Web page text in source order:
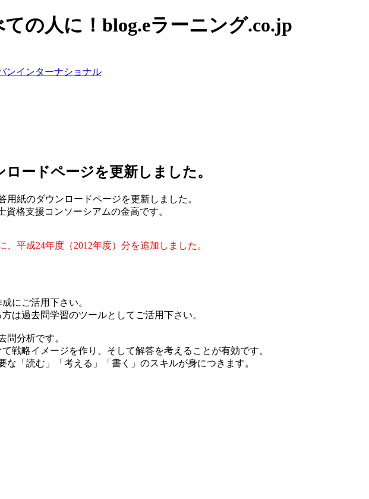
の人に！blog.eラーニング.co.jp
ンインターナショナル
ードページを更新しました。
紙のダウンロードページを更新しました。
格支援コンソーシアムの金高です。
平成24年度（2012年度）分を追加しました。
にご活用下さい。
は過去問学習のツールとしてご活用下さい。
問分析です。
戦略イメージを作り、そして解答を考えることが有効です。
な「読む」「考える」「書く」のスキルが身につきます。